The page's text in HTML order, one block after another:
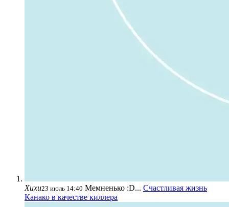
Хихи23 июль 14:40 Мемненько :D... Счастливая жизнь
Канако в качестве киллера